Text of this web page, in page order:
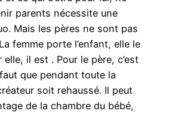
parents nécessite une
Mais les pères ne sont pas
femme porte l’enfant, elle le
elle, il est . Pour le père, c’est
que pendant toute la
soit rehaussé. Il peut
de la chambre du bébé,